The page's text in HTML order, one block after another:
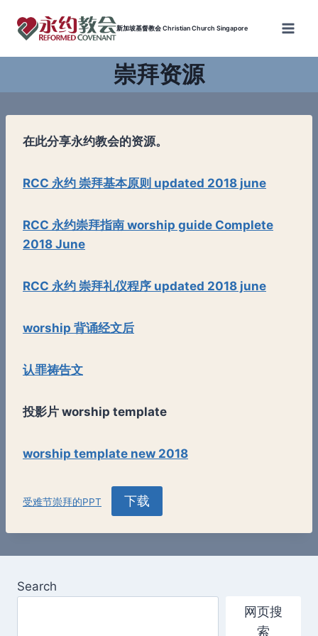
新加坡基督教会 Christian Church Singapore
崇拜资源
在此分享永约教会的资源。
RCC 永约 崇拜基本原则 updated 2018 june
RCC 永约崇拜指南 worship guide Complete
2018 June
RCC 永约 崇拜礼仪程序 updated 2018 june
worship 背诵经文后
认罪祷告文
投影片 worship template
worship template new 2018
受难节崇拜的PPT 下载
Search
网页搜
索